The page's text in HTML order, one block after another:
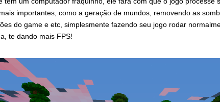
importantes, como a geração de mundos, removendo as
do game e etc, simplesmente fazendo seu jogo rodar
te dando mais FPS!